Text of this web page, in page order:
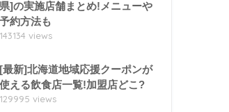
県]の実施店舗まとめ!メニューや
予約方法も
143134 views
[最新]北海道地域応援クーポンが
使える飲食店一覧!加盟店どこ?
129995 views